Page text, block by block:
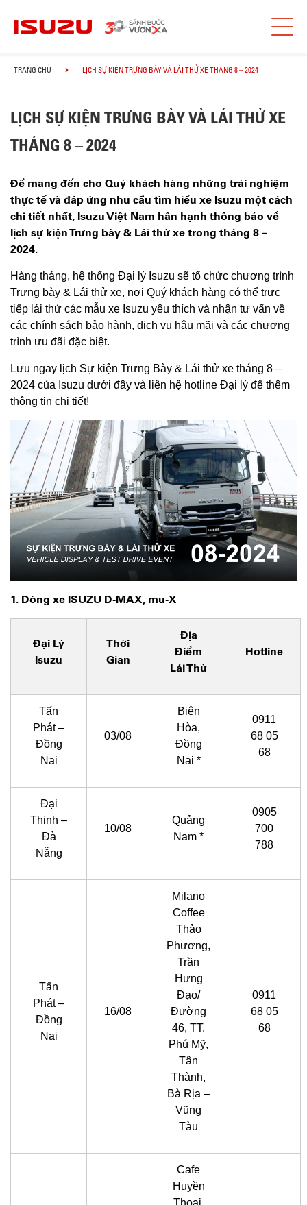
TRANG CHỦ LỊCH SỰ KIỆN TRƯNG BÀY VÀ LÁI THỬ XE THÁNG 8 – 2024
LỊCH SỰ KIỆN TRƯNG BÀY VÀ LÁI THỬ XE
THÁNG 8 – 2024
Để mang đến cho Quý khách hàng những trải nghiệm
thực tế và đáp ứng nhu cầu tìm hiểu xe Isuzu một cách
chi tiết nhất, Isuzu Việt Nam hân hạnh thông báo về
lịch sự kiện Trưng bày & Lái thử xe trong tháng 8–
2024.
Hàng tháng, hệ thống Đại lý Isuzu sẽ tổ chức chương trình
Trưng bày & Lái thử xe, nơi Quý khách hàng có thể trực
tiếp lái thử các mẫu xe Isuzu yêu thích và nhận tư vấn về
các chính sách bảo hành, dịch vụ hậu mãi và các chương
trình ưu đãi đặc biệt.
Lưu ngay lịch Sự kiện Trưng Bày & Lái thử xe tháng 8 –
2024 của Isuzu dưới đây và liên hệ hotline Đại lý để thêm
thông tin chi tiết!
1. Dòng xe ISUZU D-MAX, mu-X
Đại Lý
Isuzu
Thời
Gian
Địa
Điểm
Lái Thử
Hotline
Tấn
Phát –
Đồng
Nai
03/08
Biên
Hòa,
Đồng
Nai *
0911
68 05
68
Đại
Thịnh –
Đà
Nẵng
10/08
Quảng
Nam *
0905
700
788
Tấn
Phát –
Đồng
Nai
16/08
Milano
Coffee
Thảo
Phương,
Trần
Hưng
Đạo/
Đường
46, TT.
Phú Mỹ,
Tân
Thành,
Bà Rịa –
Vũng
Tàu
0911
68 05
68
Cafe
Huyền